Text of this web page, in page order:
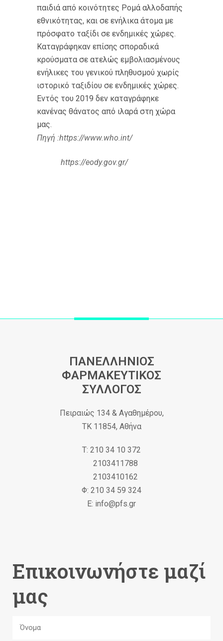
παιδιά από κοινότητες Ρομά αλλοδαπής
εθνικότητας, και σε ενήλικα άτομα με
πρόσφατο ταξίδι σε ενδημικές χώρες.
Καταγράφηκαν επίσης σποραδικά
κρούσματα σε ατελώς εμβολιασμένους
ενήλικες του γενικού πληθυσμού χωρίς
ιστορικό ταξιδίου σε ενδημικές χώρες.
Εντός του 2019 δεν καταγράφηκε
κανένας θάνατος από ιλαρά στη χώρα
μας.
Πηγή :https://www.who.int/
https://eody.gov.gr/
ΠΑΝΕΛΛΗΝΙΟΣ
ΦΑΡΜΑΚΕΥΤΙΚΟΣ
ΣΥΛΛΟΓΟΣ
Πειραιώς 134 & Αγαθημέρου,
ΤΚ 11854, Αθήνα
Τ: 210 34 10 372
2103411788
2103410162
Φ: 210 34 59 324
Ε: info@pfs.gr
Επικοινωνήστε μαζί
μας